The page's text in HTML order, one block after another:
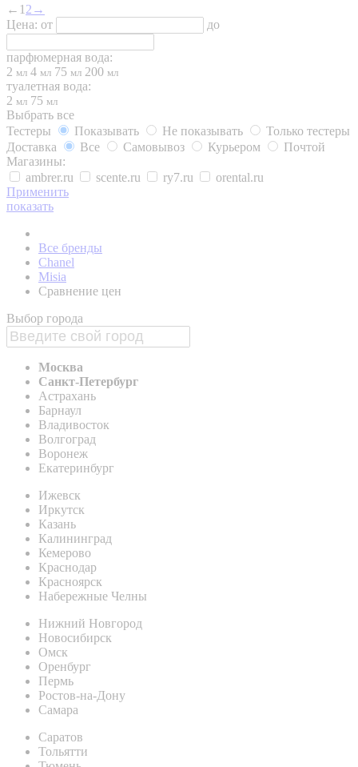
← 1 2 →
Цена: от до
парфюмерная вода:
2 мл 4 мл 75 мл 200 мл
туалетная вода:
2 мл 75 мл
Выбрать все
Тестеры
Показывать Не показывать
Только тестеры
Доставка
Все Самовывоз Курьером
Почтой
Магазины:
ambrer.ru
scente.ru ry7.ru
orental.ru
Применить
показать
Все бренды
Chanel
Misia
Сравнение цен
Выбор города
Москва
Санкт-Петербург
Астрахань
Барнаул
Владивосток
Волгоград
Воронеж
Екатеринбург
Ижевск
Иркутск
Казань
Калининград
Кемерово
Краснодар
Красноярск
Набережные Челны
Нижний Новгород
Новосибирск
Омск
Оренбург
Пермь
Ростов-на-Дону
Самара
Саратов
Тольятти